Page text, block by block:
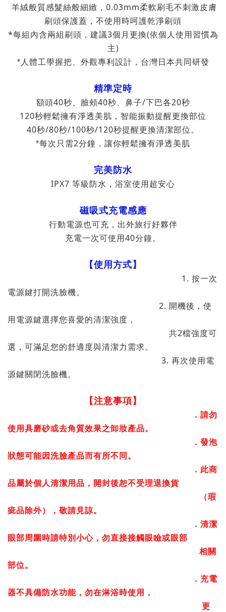
羊絨般質感髮絲般細緻，0.03mm柔軟刷毛不刺激皮膚
刷頭保護蓋，不使用時呵護乾淨刷頭
*每組內含兩組刷頭，建議3個月更換(依個人使用習慣為
主)
*人體工學握把、外觀專利設計，台灣日本共同研發
精準定時
額頭40秒、臉頰40秒、鼻子/下巴各20秒
120秒輕鬆擁有淨透美肌，智能振動提醒更換部位
40秒/80秒/100秒/120秒提醒更換清潔部位。
*每次只需2分鐘，讓你輕鬆擁有淨透美肌
完美防水
IPX7 等級防水，浴室使用超安心
磁吸式充電感應
行動電源也可充，出外旅行好夥伴
充電一次可使用40分鐘。
【使用方式】
1. 按一次
電源鍵打開洗臉機。
2. 開機後，使
用電源鍵選擇您喜愛的清潔強度，
共2檔強度可
選，可滿足您的舒適度與清潔力需求。
3. 再次使用電
源鍵關閉洗臉機。
【注意事項】
．請勿
使用具磨砂或去角質效果之卸妝產品。
．發泡
狀態可能因洗臉產品而有所不同。
．此商
品屬於個人清潔用品，開封後恕不受理退換貨
（瑕
疵品除外），敬請見諒。
．清潔
眼部周圍時請特別小心，勿直接接觸眼瞼或眼部
相關
部位。
．充電
器不具備防水功能，勿在淋浴時使用，
更